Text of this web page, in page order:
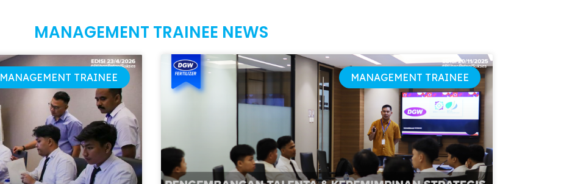
MANAGEMENT TRAINEE NEWS
MANAGEMENT TRAINEE MANAGEMENT TRAINEE